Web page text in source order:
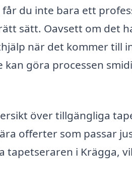
du inte bara ett
sätt. Oavsett om det
när det kommer till
göra processen
över tillgängliga
offerter som passar
i Krägga,